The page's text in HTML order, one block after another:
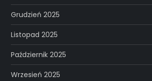
Grudzień 2025
Listopad 2025
Październik 2025
Wrzesień 2025